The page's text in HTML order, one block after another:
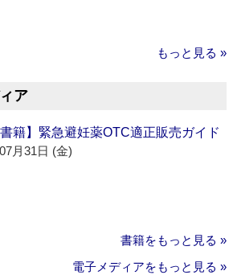
もっと見る »
ア
書籍】緊急避妊薬OTC適正販売ガイド
月31日 (金)
書籍をもっと見る »
電子メディアをもっと見る »